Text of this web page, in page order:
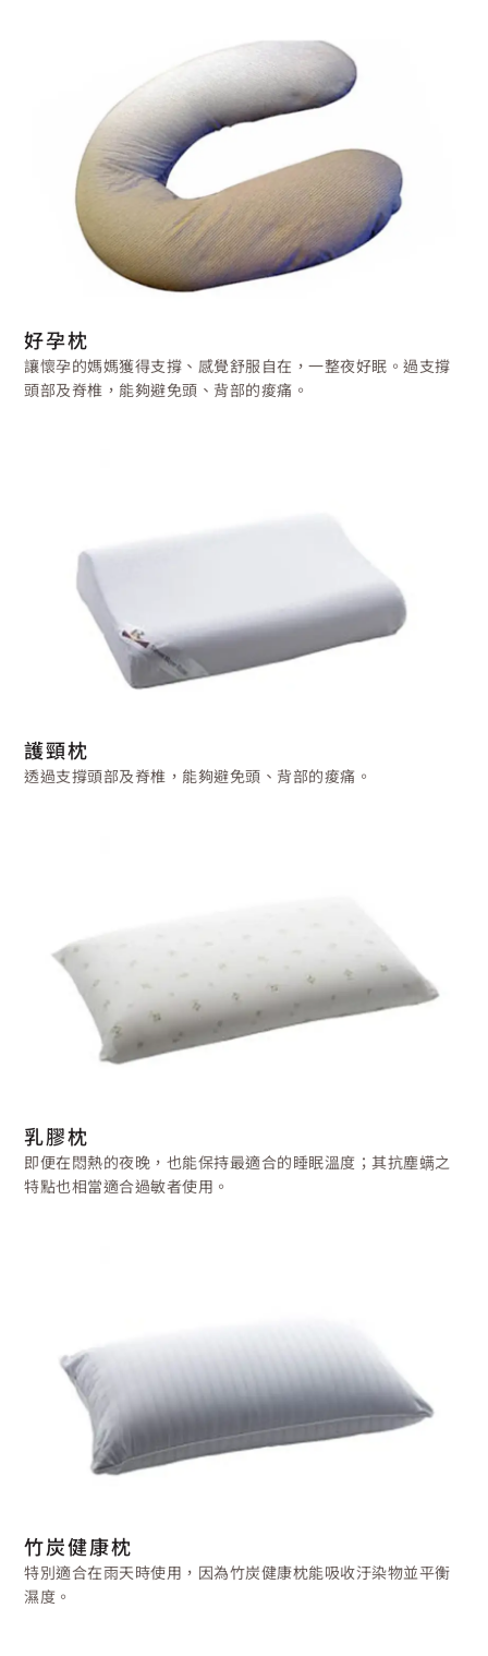
好孕枕
讓懷孕的媽媽獲得支撐、感覺舒服自在，一整夜好眠。過支撐
頭部及脊椎，能夠避免頭、背部的痠痛。
護頸枕
透過支撐頭部及脊椎，能夠避免頭、背部的痠痛。
乳膠枕
即便在悶熱的夜晚，也能保持最適合的睡眠溫度；其抗塵螨之
特點也相當適合過敏者使用。
竹炭健康枕
特別適合在雨天時使用，因為竹炭健康枕能吸收汙染物並平衡
濕度。